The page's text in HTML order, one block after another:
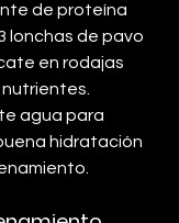
de proteína
lonchas de pavo
en rodajas
agua para
hidratación